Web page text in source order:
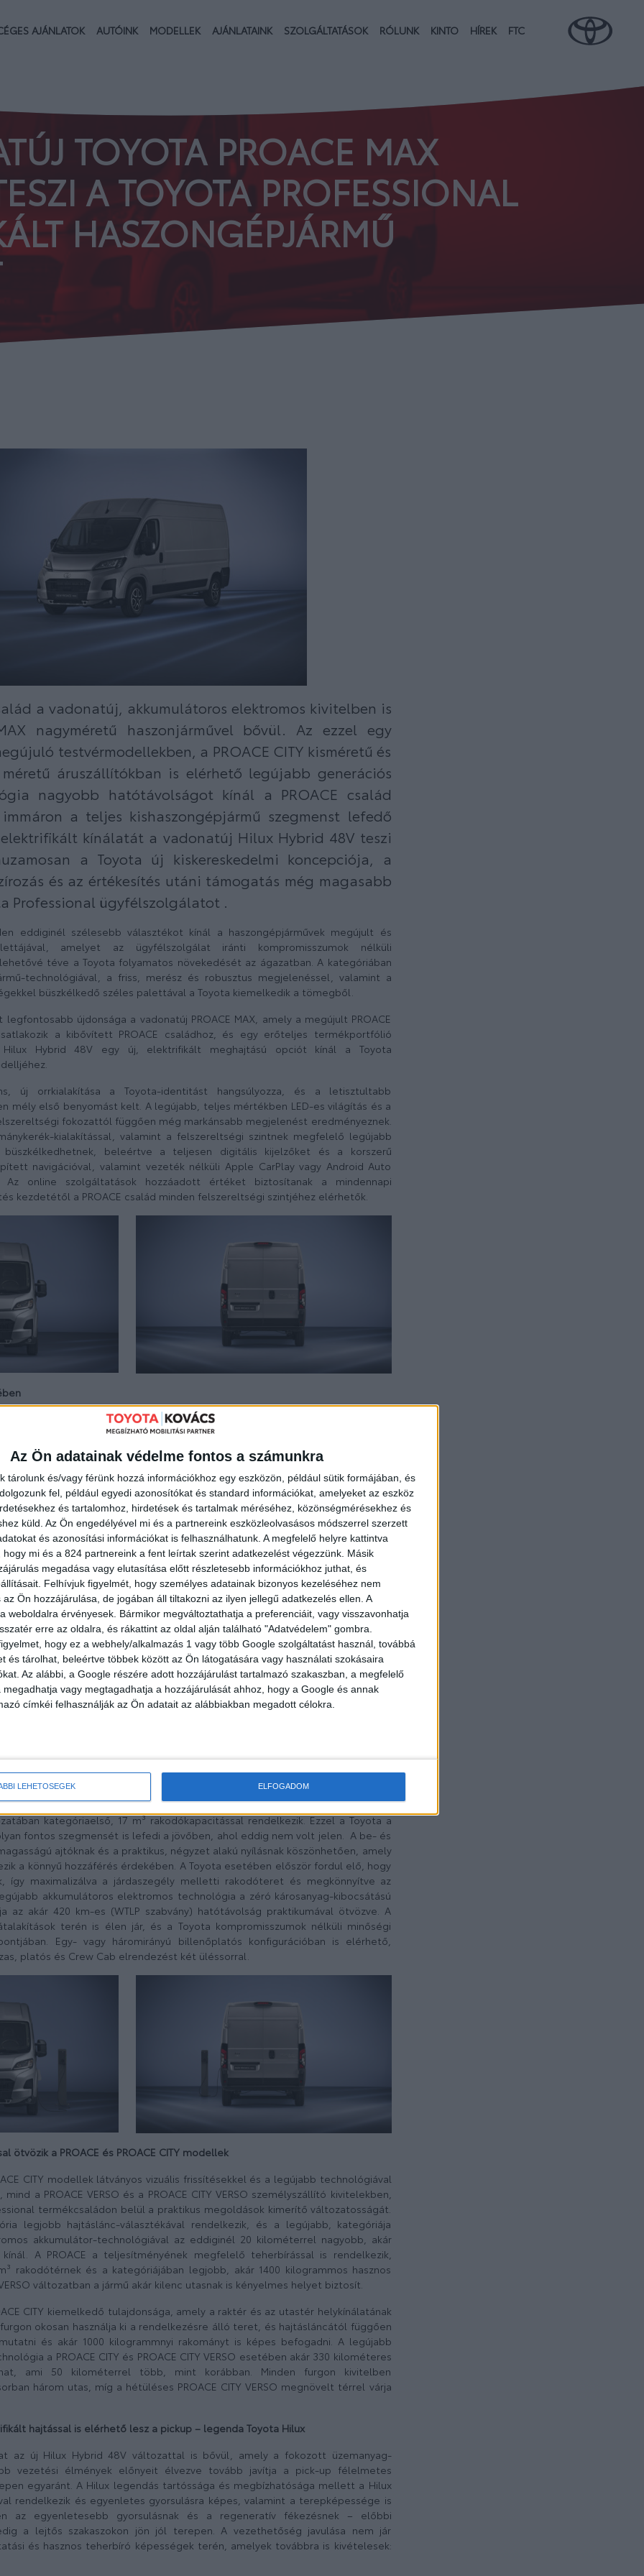
Az Ön adatainak védelme fontos a számunkra
tárolunk és/vagy férünk hozzá információkhoz egy eszközön, például sütik formájában, és
fel, például egyedi azonosítókat és standard információkat, amelyeket az eszköz
és tartalomhoz, hirdetések és tartalmak méréséhez, közönségmérésekhez és
küld. Az Ön engedélyével mi és a partnereink eszközleolvasásos módszerrel szerzett
és azonosítási információkat is felhasználhatunk. A megfelelő helyre kattintva
hogy mi és a 824 partnereink a fent leírtak szerint adatkezelést végezzünk. Másik
megadása vagy elutasítása előtt részletesebb információkhoz juthat, és
Felhívjuk figyelmét, hogy személyes adatainak bizonyos kezeléséhez nem
Ön hozzájárulása, de jogában áll tiltakozni az ilyen jellegű adatkezelés ellen. A
weboldalra érvényesek. Bármikor megváltoztathatja a preferenciáit, vagy visszavonhatja
erre az oldalra, és rákattint az oldal alján található "Adatvédelem" gombra.
hogy ez a webhely/alkalmazás 1 vagy több Google szolgáltatást használ, továbbá
és tárolhat, beleértve többek között az Ön látogatására vagy használati szokásaira
Az alábbi, a Google részére adott hozzájárulást tartalmazó szakaszban, a megfelelő
megadhatja vagy megtagadhatja a hozzájárulását ahhoz, hogy a Google és annak
címkéi felhasználják az Ön adatait az alábbiakban megadott célokra.
LEHETŐSÉGEK ELFOGADOM
AJÁNLATOK AUTÓINK MODELLEK AJÁNLATAINK SZOLGÁLTATÁSOK RÓLUNK KINTO HÍREK FTC
TOYOTA PROACE MAX
A TOYOTA PROFESSIONAL
HASZONGÉPJÁRMŰ
a vadonatúj, akkumulátoros elektromos kivitelben is
nagyméretű haszonjárművel bővül. Az ezzel egy
testvérmodellekben, a PROACE CITY kisméretű és
méretű áruszállítókban is elérhető legújabb generációs
nagyobb hatótávolságot kínál a PROACE család
a teljes kishaszongépjármű szegmenst lefedő
elektrifikált kínálatát a vadonatúj Hilux Hybrid 48V teszi
a Toyota új kiskereskedelmi koncepciója, a
és az értékesítés utáni támogatás még magasabb
Professional ügyfélszolgálatot .
eddiginél szélesebb választékot kínál a haszongépjárművek megújult és
amelyet az ügyfélszolgálat iránti kompromisszumok nélküli
téve a Toyota folyamatos növekedését az ágazatban. A kategóriában
technológiával, a friss, merész és robusztus megjelenéssel, valamint a
büszkélkedő széles palettával a Toyota kiemelkedik a tömegből.
legfontosabb újdonsága a vadonatúj PROACE MAX, amely a megújult PROACE
a kibővített PROACE családhoz, és egy erőteljes termékportfólió
Hilux Hybrid 48V egy új, elektrifikált meghajtású opciót kínál a Toyota
új orrkialakítása a Toyota-identitást hangsúlyozza, és a letisztultabb
mély első benyomást kelt. A legújabb, teljes mértékben LED-es világítás és a
fokozattól függően még markánsabb megjelenést eredményeznek.
kialakítással, valamint a felszereltségi szintnek megfelelő legújabb
büszkélkedhetnek, beleértve a teljesen digitális kijelzőket és a korszerű
navigációval, valamint vezeték nélküli Apple CarPlay vagy Android Auto
Az online szolgáltatások hozzáadott értéket biztosítanak a mindennapi
kezdetétől a PROACE család minden felszereltségi szintjéhez elérhetők.
irányuló multitechnológiás megközelítésének megfelelően a PROACE család
elektromos járműként (BEV) is elérhető, ezek a változatok pedig a
feláldozása nélkül biztosítja a kipufogógáz-kibocsátás nélküli teljesítményt.
teljes termékkínálatában kínál elektrifikált lehetőségeket, a Toyota
hogy az ügyfeleknek számos megfizethető és praktikus lehetőségre van
ma felgyorsítsák a széndioxid-csökkentés ütemét, és ezzel hozzájáruljanak a
mobilitásra való sikeres átálláshoz. Minden Toyota Professional járműben
Safety Sense technológia, amely segíti a vezetőt és még nagyobb
teherbírású vadonatúj Toyota PROACE MAX
legnagyobb modelljeként a nagy haszongépjárműként érkező PROACE
lesz kapható, kétféle tengelytávval, valamint háromféle hosszúsággal és
a többféle szállítási lehetőség biztosítása érdekében. A PROACE MAX
kategóriaelső, 17 m³ rakodókapacitással rendelkezik. Ezzel a Toyota a
fontos szegmensét is lefedi a jövőben, ahol eddig nem volt jelen. A be- és
ajtóknak és a praktikus, négyzet alakú nyílásnak köszönhetően, amely
a könnyű hozzáférés érdekében. A Toyota esetében először fordul elő, hogy
így maximalizálva a járdaszegély melletti rakodóteret és megkönnyítve az
akkumulátoros elektromos technológia a zéró károsanyag-kibocsátású
az akár 420 km-es (WTLP szabvány) hatótávolság praktikumával ötvözve. A
terén is élen jár, és a Toyota kompromisszumok nélküli minőségi
Egy- vagy háromirányú billenőplatós konfigurációban is elérhető,
platós és Crew Cab elrendezést két üléssorral.
ötvözik a PROACE és PROACE CITY modellek
CITY modellek látványos vizuális frissítésekkel és a legújabb technológiával
a PROACE VERSO és a PROACE CITY VERSO személyszállító kivitelekben,
termékcsaládon belül a praktikus megoldások kimerítő változatosságát.
legjobb hajtáslánc-választékával rendelkezik, és a legújabb, kategóriája
akkumulátor-technológiával az eddiginél 20 kilométerrel nagyobb, akár
A PROACE a teljesítményének megfelelő teherbírással is rendelkezik,
rakodótérnek és a kategóriájában legjobb, akár 1400 kilogrammos hasznos
változatban a jármű akár kilenc utasnak is kényelmes helyet biztosít.
CITY kiemelkedő tulajdonsága, amely a raktér és az utastér helykínálatának
okosan használja ki a rendelkezésre álló teret, és hajtásláncától függően
és akár 1000 kilogrammnyi rakományt is képes befogadni. A legújabb
a PROACE CITY és PROACE CITY VERSO esetében akár 330 kilométeres
ami 50 kilométerrel több, mint korábban. Minden furgon kivitelben
három utas, míg a hétüléses PROACE CITY VERSO megnövelt térrel várja
hajtással is elérhető lesz a pickup – legenda Toyota Hilux
az új Hilux Hybrid 48V változattal is bővül, amely a fokozott üzemanyag-
vezetési élmények előnyeit élvezve tovább javítja a pick-up félelmetes
egyaránt. A Hilux legendás tartóssága és megbízhatósága mellett a Hilux
rendelkezik és egyenletes gyorsulásra képes, valamint a terepképessége is
az egyenletesebb gyorsulásnak és a regeneratív fékezésnek – előbbi
a lejtős szakaszokon jön jól terepen. A vezethetőség javulása nem jár
és hasznos teherbíró képességek terén, amelyek továbbra is kivételesek: